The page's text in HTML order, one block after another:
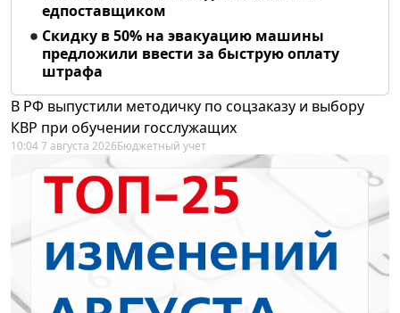
едпоставщиком
Скидку в 50% на эвакуацию машины
предложили ввести за быструю оплату
штрафа
В РФ выпустили методичку по соцзаказу и выбору
КВР при обучении госслужащих
10:04 7 августа 2026Бюджетный учет